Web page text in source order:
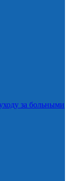
за больными